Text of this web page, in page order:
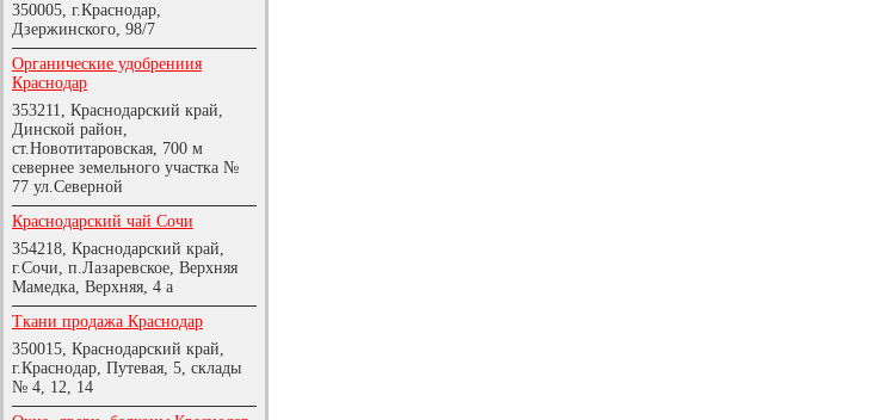
350005, г.Краснодар,
Дзержинского, 98/7
Органические удобрениия
Краснодар
353211, Краснодарский край,
Динской район,
ст.Новотитаровская, 700 м
севернее земельного участка №
77 ул.Северной
Краснодарский чай Сочи
354218, Краснодарский край,
г.Сочи, п.Лазаревское, Верхняя
Мамедка, Верхняя, 4 а
Ткани продажа Краснодар
350015, Краснодарский край,
г.Краснодар, Путевая, 5, склады
№ 4, 12, 14